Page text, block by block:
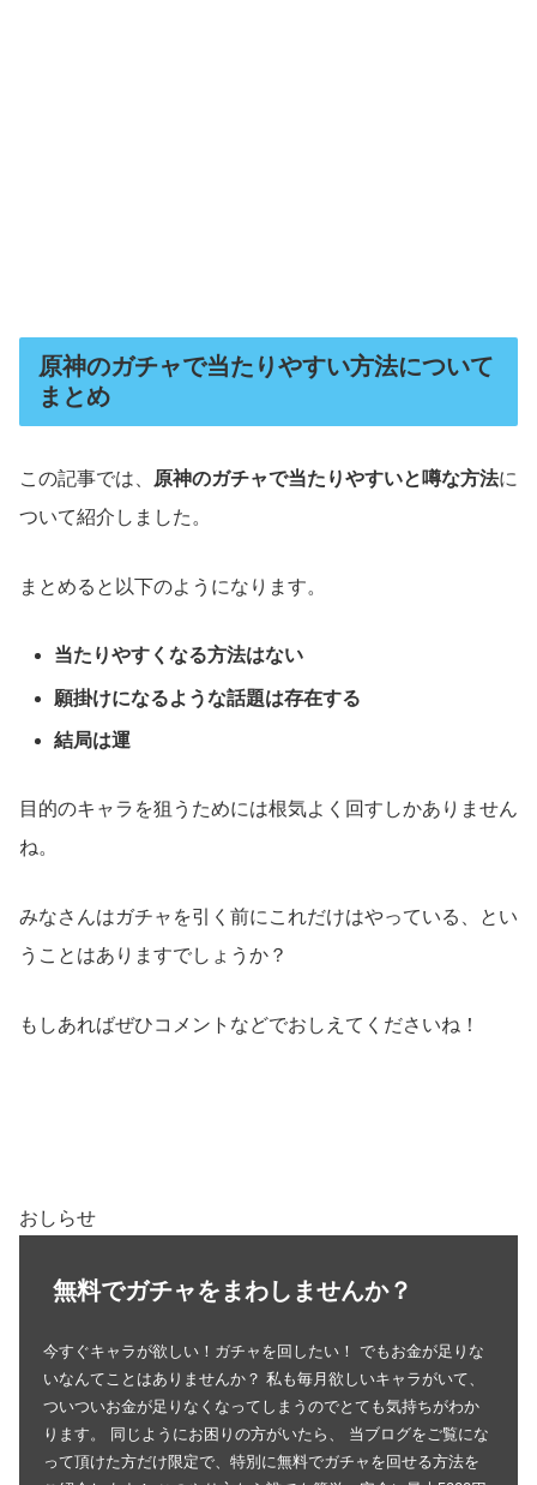
原神のガチャで当たりやすい方法について
まとめ
この記事では、 原神のガチャで当たりやすいと噂な方法に
ついて紹介しました。
まとめると以下のようになります。
当たりやすくなる方法はない
願掛けになるような話題は存在する
結局は運
目的のキャラを狙うためには根気よく回すしかありません
ね。
みなさんはガチャを引く前にこれだけはやっている、とい
うことはありますでしょうか？
もしあればぜひコメントなどでおしえてくださいね！
おしらせ
無料でガチャをまわしませんか？
今すぐキャラが欲しい！ガチャを回したい！ でもお金が足りな
いなんてことはありませんか？ 私も毎月欲しいキャラがいて、
ついついお金が足りなくなってしまうのでとても気持ちがわか
ります。 同じようにお困りの方がいたら、 当ブログをご覧にな
って頂けた方だけ限定で、特別に無料でガチャを回せる方法を